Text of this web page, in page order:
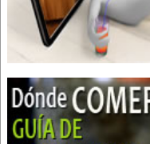
Blanqueamiento Dental
Endodoncia
Limpieza Dental
Médicos Odontólogos
Odontología
Clínica Dental